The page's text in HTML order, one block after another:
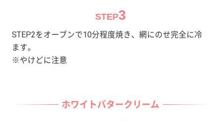
STEP3
STEP2をオーブンで10分程度焼き、網にのせ完全に冷
ます。
※やけどに注意
ホワイトバタークリーム